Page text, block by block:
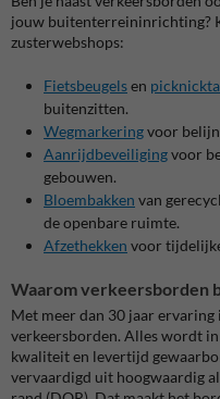
jouw buitenterreininrichting?
zusterwebshops:
Fietsbeugelsen
buitenzitten.
Wegmarkeringvoor
Aanrijdbeveiligingvoor
gebouwen.
Bloembakken van
de openbare ruimte.
Afzethekken voor
Waarom verkeersborden
Met meer dan 30 jaar
verkeersborden. Alles wordt
kwaliteit en levertijd
vervaardigd uit hoogwaardig